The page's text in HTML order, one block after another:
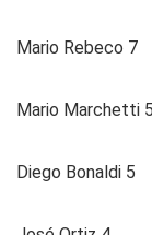
Mario Rebeco 7
Mario Marchetti 5
Diego Bonaldi 5